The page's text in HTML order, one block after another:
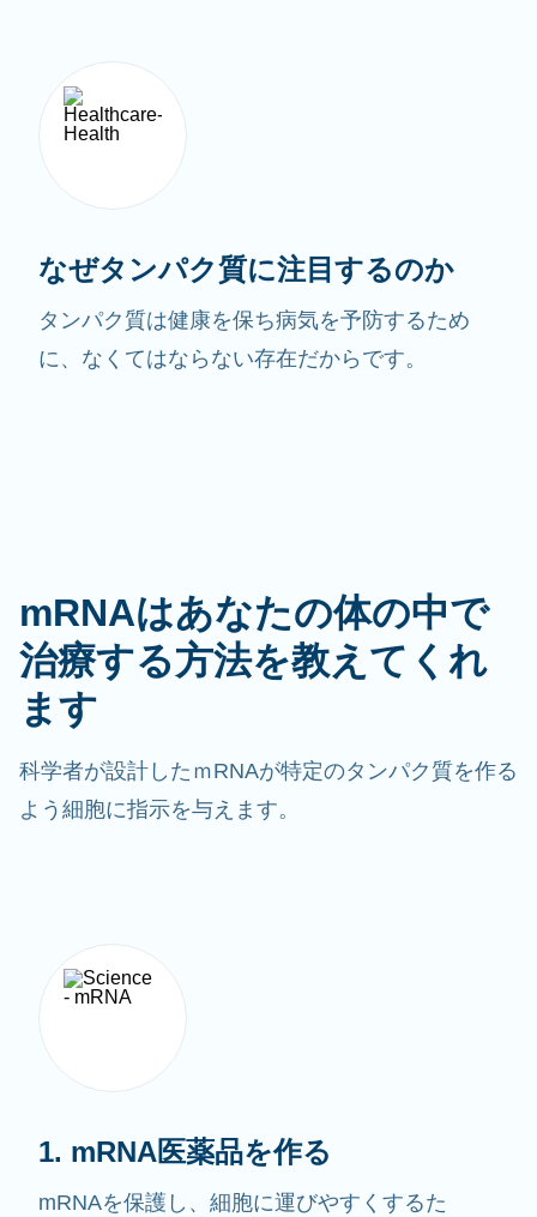
なぜタンパク質に注目するのか
タンパク質は健康を保ち病気を予防するため
に、なくてはならない存在だからです。
mRNAはあなたの体の中で
治療する方法を教えてくれ
ます
科学者が設計したｍRNAが特定のタンパク質を作る
よう細胞に指示を与えます。
1. mRNA医薬品を作る
mRNAを保護し、細胞に運びやすくするた